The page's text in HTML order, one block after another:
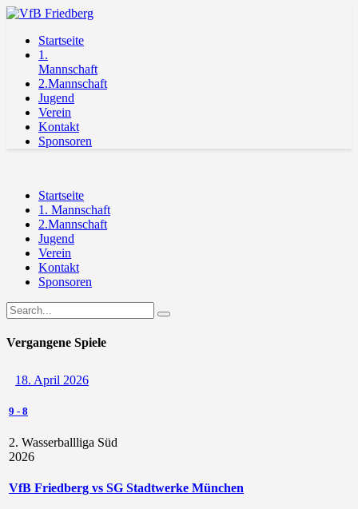
Startseite
1.
Mannschaft
2.Mannschaft
Jugend
Verein
Kontakt
Sponsoren
Startseite
1. Mannschaft
2.Mannschaft
Jugend
Verein
Kontakt
Sponsoren
Vergangene Spiele
18. April 2026
9 - 8
2. Wasserballliga Süd
2026
VfB Friedberg vs SG Stadtwerke München